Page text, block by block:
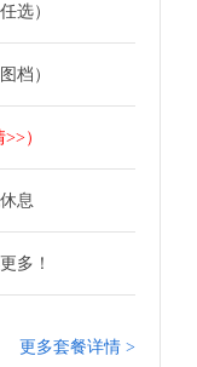
选）
档）
>>）
息
多！
更多套餐详情 >